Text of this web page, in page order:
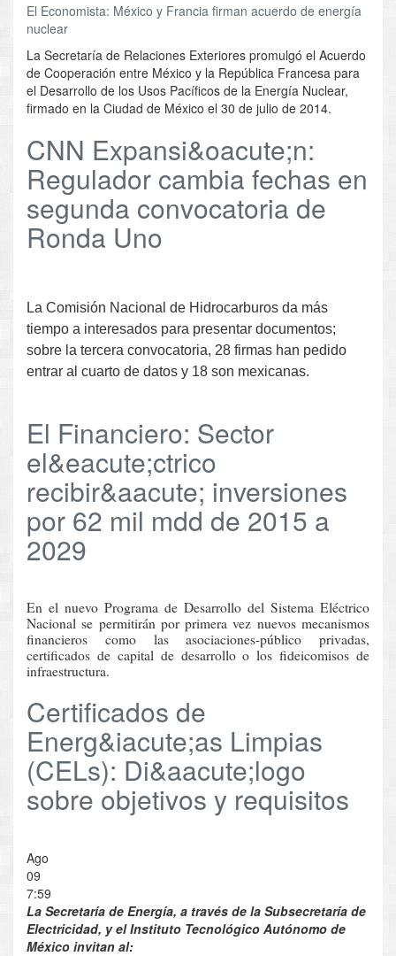
El Economista: México y Francia firman acuerdo de energía
nuclear
La Secretaría de Relaciones Exteriores promulgó el Acuerdo
de Cooperación entre México y la República Francesa para
el Desarrollo de los Usos Pacíficos de la Energía Nuclear,
firmado en la Ciudad de México el 30 de julio de 2014.
CNN Expansi&oacute;n:
Regulador cambia fechas en
segunda convocatoria de
Ronda Uno
La Comisión Nacional de Hidrocarburos da más
tiempo a interesados para presentar documentos;
sobre la tercera convocatoria, 28 firmas han pedido
entrar al cuarto de datos y 18 son mexicanas.
El Financiero: Sector
el&eacute;ctrico
recibir&aacute; inversiones
por 62 mil mdd de 2015 a
2029
En el nuevo Programa de Desarrollo del Sistema Eléctrico
Nacional se permitirán por primera vez nuevos mecanismos
financieros como las asociaciones-público privadas,
certificados de capital de desarrollo o los fideicomisos de
infraestructura.
Certificados de
Energ&iacute;as Limpias
(CELs): Di&aacute;logo
sobre objetivos y requisitos
Ago
09
7:59
La Secretaría de Energía, a través de la Subsecretaría de
Electricidad, y el Instituto Tecnológico Autónomo de
México invitan al: